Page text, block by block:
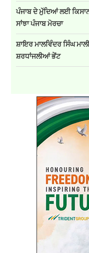
ਪੰਜਾਬ ਦੇ ਮੁੱਦਿਆਂ ਲਈ
ਸਾਂਝਾ ਪੰਜਾਬ ਮੋਰਚਾ
ਸ਼ਾਇਰ ਮਾਲਵਿੰਦਰ ਸਿੰਘ
ਸ਼ਰਧਾਂਜਲੀਆਂ ਭੇਂਟ